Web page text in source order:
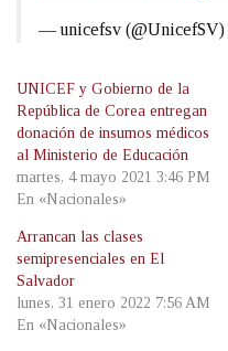
— unicefsv (@UnicefSV)
UNICEF y Gobierno de la
República de Corea entregan
donación de insumos médicos
al Ministerio de Educación
martes, 4 mayo 2021 3:46 PM
En «Nacionales»
Arrancan las clases
semipresenciales en El
Salvador
lunes, 31 enero 2022 7:56 AM
En «Nacionales»